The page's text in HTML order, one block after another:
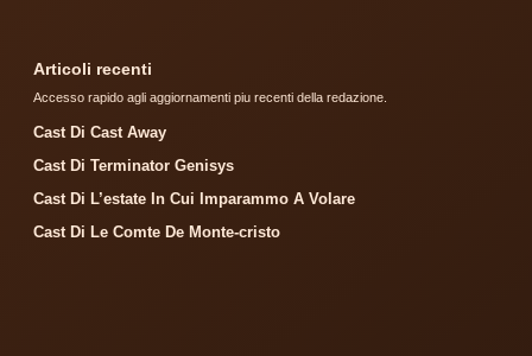
Articoli recenti
Accesso rapido agli aggiornamenti piu recenti della redazione.
Cast Di Cast Away
Cast Di Terminator Genisys
Cast Di L’estate In Cui Imparammo A Volare
Cast Di Le Comte De Monte-cristo